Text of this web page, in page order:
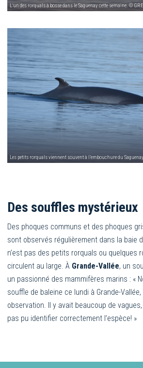
L’un des rorquals à bosse dans le Saguenay cette semaine. ©
Les petits rorquals viennent souvent à l’embouchure du
Des souffles mystérieux
Des phoques communs et des phoques
sont observés régulièrement dans la baie
n’est pas des petits rorquals ou quelques
circulent au large. À Grande-Vallée, un
un passionné des mammifères marins : «
souffle de baleine ce lundi à Grande-
observation. Il y avait beaucoup de
pas pu identifier correctement l’espèce! »